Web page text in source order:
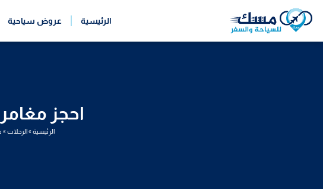
تخطي
الرئيسية عروض سياحية
احجز
الرئيسية»الرحلات»